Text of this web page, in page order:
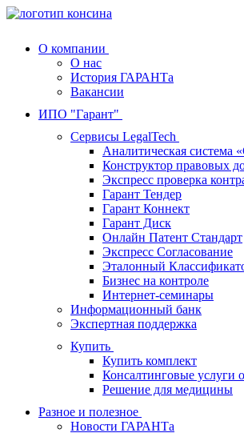
О компании
О нас
История ГАРАНТа
Вакансии
ИПО "Гарант"
Сервисы LegalTech
Аналитическая система
Конструктор правовых
Экспресс проверка
Гарант Тендер
Гарант Коннект
Гарант Диск
Онлайн Патент Стандарт
Экспресс Согласование
Эталонный
Бизнес на контроле
Интернет-семинары
Информационный банк
Экспертная поддержка
Купить
Купить комплект
Консалтинговые
Решение для медицины
Разное и полезное
Новости ГАРАНТа